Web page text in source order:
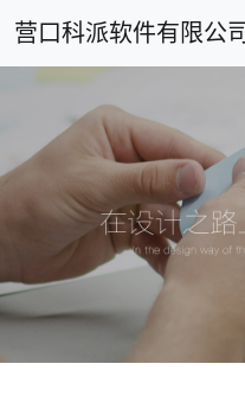
营口科派软件有限公司